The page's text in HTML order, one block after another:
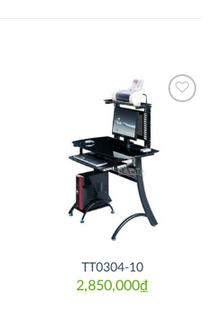
TT0304-10
2,850,000₫